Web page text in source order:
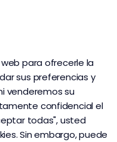
para ofrecerle la
sus preferencias y
venderemos su
confidencial el
todas", usted
Sin embargo, puede